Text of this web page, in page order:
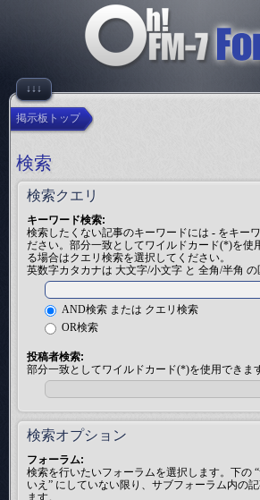
↓↓↓
掲示板トップ
検索
検索クエリ
キーワード検索:
検索したくない記事のキーワードには - をキー
ださい。部分一致としてワイルドカード(*)を使
る場合はクエリ検索を選択してください。
英数字カタカナは 大文字/小文字 と 全角/半角 の
AND検索 または クエリ検索
OR検索
投稿者検索:
部分一致としてワイルドカード(*)を使用できま
検索オプション
フォーラム:
検索を行いたいフォーラムを選択します。下の
いえ” にしていない限り、サブフォーラム内の
ます。